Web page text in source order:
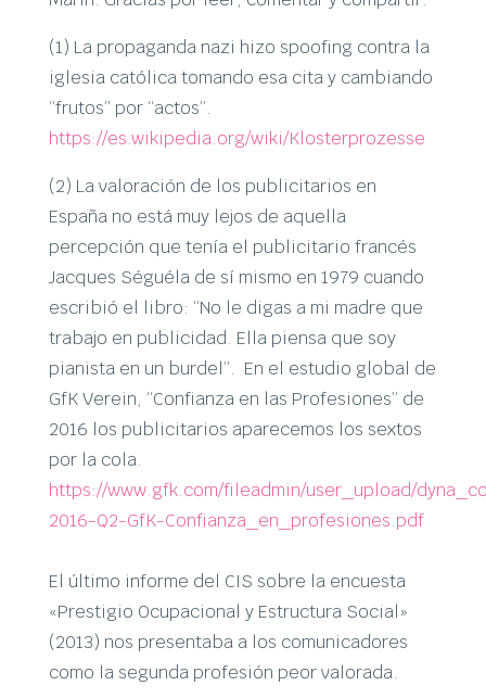
(1) La propaganda nazi hizo spoofing contra la
iglesia católica tomando esa cita y cambiando
“frutos” por “actos”.
https://es.wikipedia.org/wiki/Klosterprozesse
(2) La valoración de los publicitarios en
España no está muy lejos de aquella
percepción que tenía el publicitario francés
Jacques Séguéla de sí mismo en 1979 cuando
escribió el libro: “No le digas a mi madre que
trabajo en publicidad. Ella piensa que soy
pianista en un burdel”. En el estudio global de
GfK Verein, “Confianza en las Profesiones” de
2016 los publicitarios aparecemos los sextos
por la cola.
https://www.gfk.com/fileadmin/user_upload/
2016-Q2-GfK-Confianza_en_profesiones.pdf
El último informe del CIS sobre la encuesta
«Prestigio Ocupacional y Estructura Social»
(2013) nos presentaba a los comunicadores
como la segunda profesión peor valorada.